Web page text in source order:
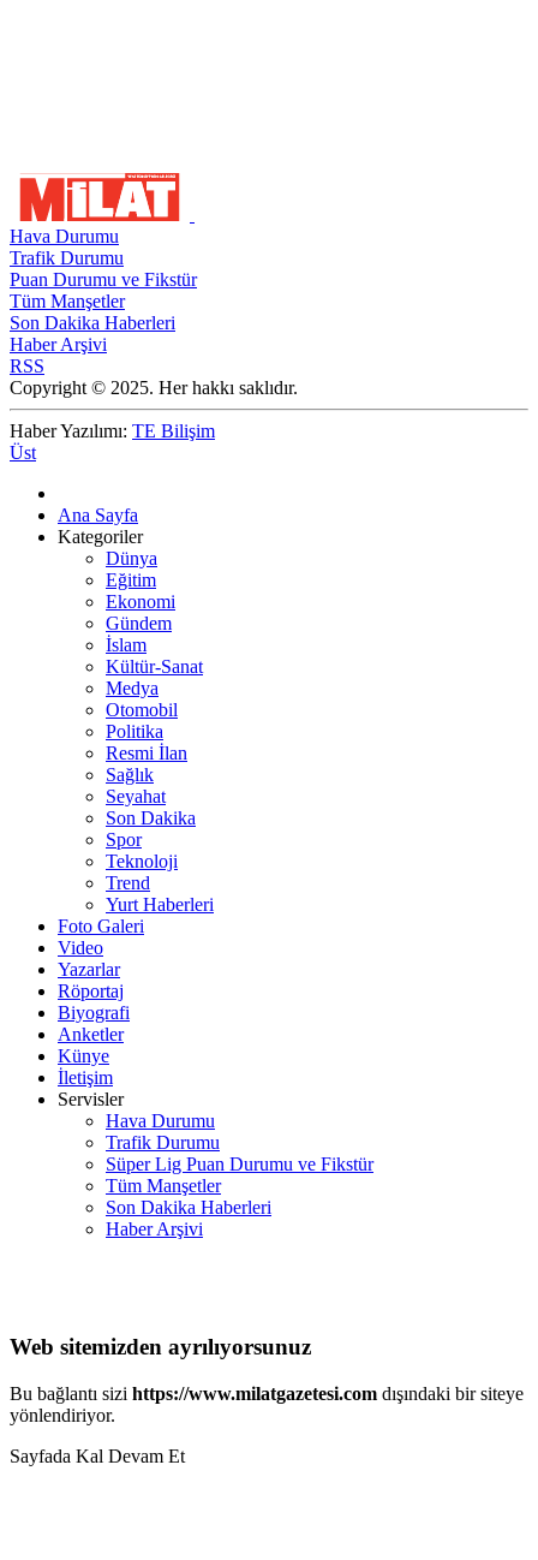
Hava Durumu
Trafik Durumu
Puan Durumu ve Fikstür
Tüm Manşetler
Son Dakika Haberleri
Haber Arşivi
RSS
Copyright © 2025. Her hakkı saklıdır.
Haber Yazılımı: TE Bilişim
Üst
Ana Sayfa
Kategoriler
Dünya
Eğitim
Ekonomi
Gündem
İslam
Kültür-Sanat
Medya
Otomobil
Politika
Resmi İlan
Sağlık
Seyahat
Son Dakika
Spor
Teknoloji
Trend
Yurt Haberleri
Foto Galeri
Video
Yazarlar
Röportaj
Biyografi
Anketler
Künye
İletişim
Servisler
Hava Durumu
Trafik Durumu
Süper Lig Puan Durumu ve Fikstür
Tüm Manşetler
Son Dakika Haberleri
Haber Arşivi
Web sitemizden ayrılıyorsunuz
Bu bağlantı sizi https://www.milatgazetesi.com dışındaki bir siteye
yönlendiriyor.
Sayfada Kal Devam Et